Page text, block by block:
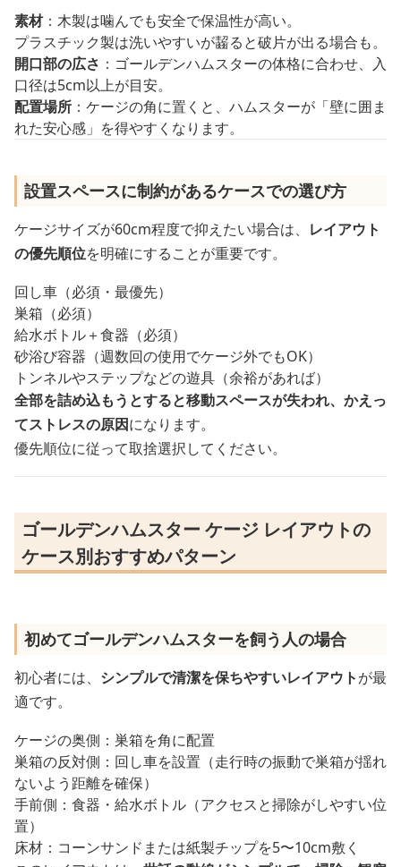
素材：木製は噛んでも安全で保温性が高い。
プラスチック製は洗いやすいが齧ると破片が出る場合も。
開口部の広さ ：ゴールデンハムスターの体格に合わせ、入
口径は5cm以上が目安。
配置場所 ：ケージの角に置くと、ハムスターが「壁に囲ま
れた安心感」を得やすくなります。
設置スペースに制約があるケースでの選び方
ケージサイズが60cm程度で抑えたい場合は、 レイアウト
の優先順位を明確にすることが重要です。
回し車（必須・最優先）
巣箱（必須）
給水ボトル＋食器（必須）
砂浴び容器（週数回の使用でケージ外でもOK）
トンネルやステップなどの遊具（余裕があれば）
全部を詰め込もうとすると移動スペースが失われ、かえっ
てストレスの原因になります。
優先順位に従って取捨選択してください。
ゴールデンハムスター ケージ レイアウトの
ケース別おすすめパターン
初めてゴールデンハムスターを飼う人の場合
初心者には、 シンプルで清潔を保ちやすいレイアウトが最
適です。
ケージの奥側：巣箱を角に配置
巣箱の反対側：回し車を設置（走行時の振動で巣箱が揺れ
ないよう距離を確保）
手前側：食器・給水ボトル（アクセスと掃除がしやすい位
置）
床材：コーンサンドまたは紙製チップを5〜10cm敷く